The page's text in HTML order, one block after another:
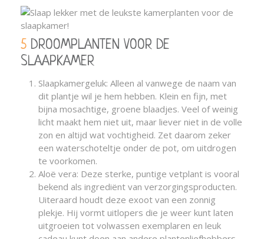
5 DROOMPLANTEN VOOR DE
SLAAPKAMER
Slaapkamergeluk: Alleen al vanwege de naam van
dit plantje wil je hem hebben. Klein en fijn, met
bijna mosachtige, groene blaadjes. Veel of weinig
licht maakt hem niet uit, maar liever niet in de volle
zon en altijd wat vochtigheid. Zet daarom zeker
een waterschoteltje onder de pot, om uitdrogen
te voorkomen.
Aloë vera: Deze sterke, puntige vetplant is vooral
bekend als ingrediënt van verzorgingsproducten.
Uiteraard houdt deze exoot van een zonnig
plekje. Hij vormt uitlopers die je weer kunt laten
uitgroeien tot volwassen exemplaren en leuk